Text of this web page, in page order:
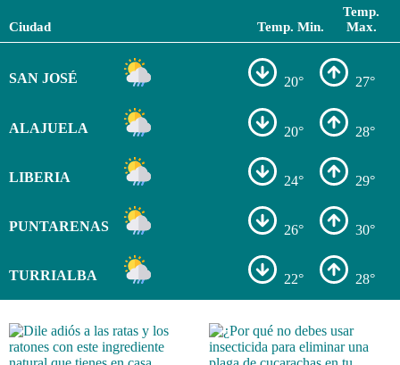
Ciudad Temp. Min.
Temp.
Max.
SAN JOSÉ 20° 27°
ALAJUELA 20° 28°
LIBERIA 24° 29°
PUNTARENAS 26° 30°
TURRIALBA 22° 28°